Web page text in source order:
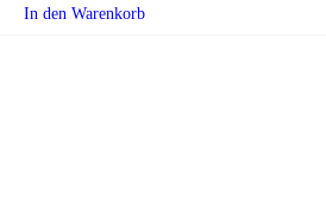
In den Warenkorb